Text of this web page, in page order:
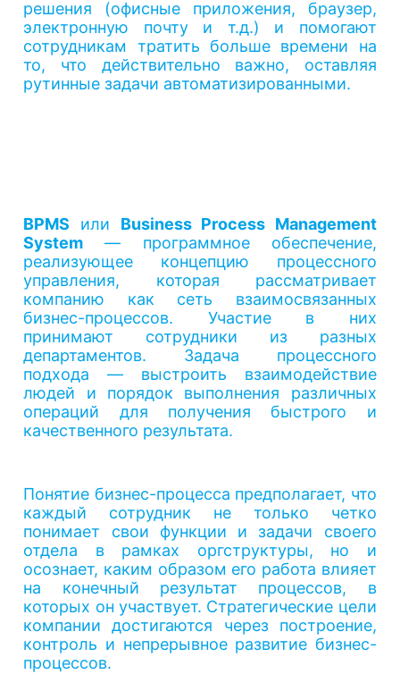
решения (офисные приложения, браузер,
электронную почту и т.д.) и помогают
сотрудникам тратить больше времени на
то, что действительно важно, оставляя
рутинные задачи автоматизированными.
BPMS или Business Process Management
System — программное обеспечение,
реализующее концепцию процессного
управления, которая рассматривает
компанию как сеть взаимосвязанных
бизнес-процессов. Участие в них
принимают сотрудники из разных
департаментов. Задача процессного
подхода — выстроить взаимодействие
людей и порядок выполнения различных
операций для получения быстрого и
качественного результата.
Понятие бизнес-процесса предполагает, что
каждый сотрудник не только четко
понимает свои функции и задачи своего
отдела в рамках оргструктуры, но и
осознает, каким образом его работа влияет
на конечный результат процессов, в
которых он участвует. Стратегические цели
компании достигаются через построение,
контроль и непрерывное развитие бизнес-
процессов.